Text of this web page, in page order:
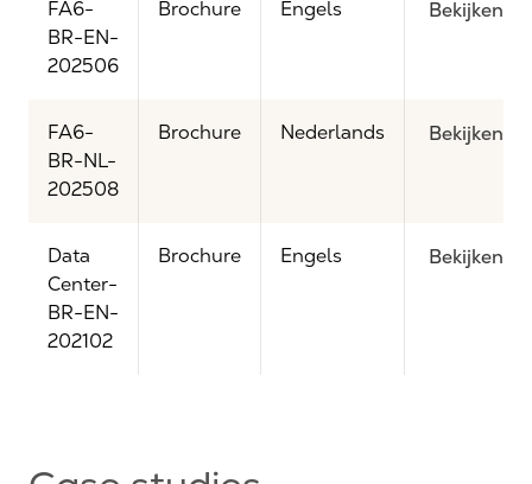
FA6-
BR-EN-
202506
Brochure Engels Bekijken
FA6-
BR-NL-
202508
Brochure Nederlands Bekijken
Data
Center-
BR-EN-
202102
Brochure Engels Bekijken